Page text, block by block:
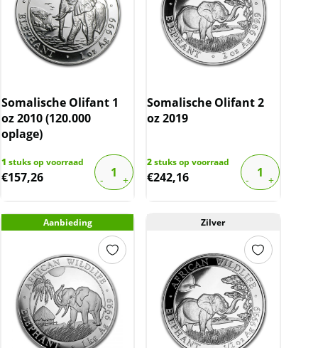
Somalische Olifant 1
oz 2010 (120.000
oplage)
1 stuks op voorraad
€157,26
Somalische Olifant 2
oz 2019
2stuks op voorraad
€242,16
Aanbieding Zilver